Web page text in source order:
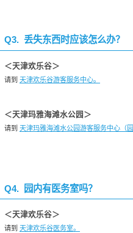
Q3. 丢失东西时应该怎么办？
＜天津欢乐谷＞
请到 天津欢乐谷游客服务中心。
＜天津玛雅海滩水公园＞
请到 天津玛雅海滩水公园游客服务中心（园
Q4. 园内有医务室吗？
＜天津欢乐谷＞
请到 天津欢乐谷医务室。